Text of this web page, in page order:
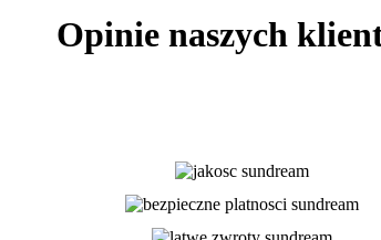
Opinie naszych